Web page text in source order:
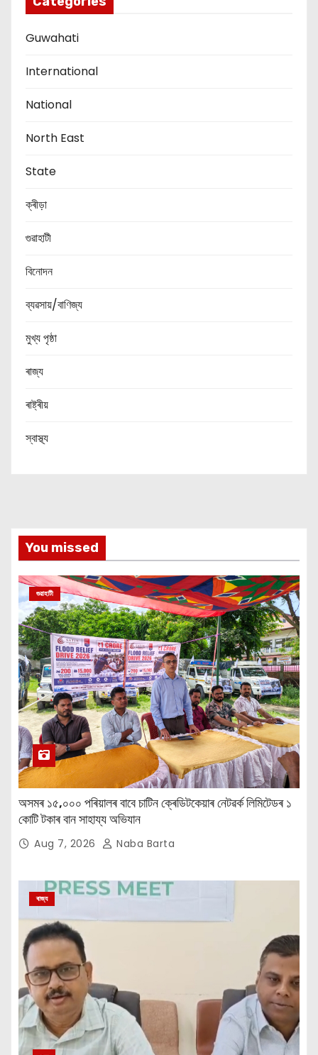
Guwahati
International
National
North East
State
ক্ৰীড়া
গুৱাহাটী
বিনোদন
ব্যৱসায়/বাণিজ্য
মুখ্য পৃষ্ঠা
ৰাজ্য
ৰাষ্ট্ৰীয়
স্বাস্থ্য
You missed
গুৱাহাটী
অসমৰ ১৫,০০০ পৰিয়ালৰ বাবে চাটিন ক্ৰেডিটকেয়াৰ নেটৱৰ্ক লিমিটেডৰ ১
কোটি টকাৰ বান সাহায্য অভিযান
Aug 7, 2026 Naba Barta
ৰাজ্য